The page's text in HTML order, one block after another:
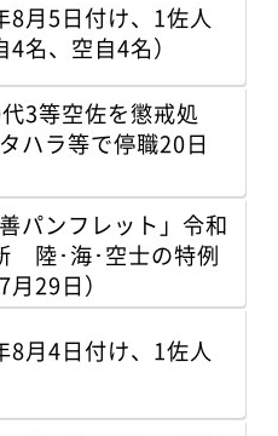
月5日付け、1佐人
名、空自4名）
3等空佐を懲戒処
ハラ等で停職20日
パンフレット」令和
陸･海･空士の特例
29日）
月4日付け、1佐人